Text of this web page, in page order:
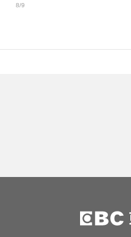
實了
8/9
訊
還有新颱風？罕
壓」 降雨時程出